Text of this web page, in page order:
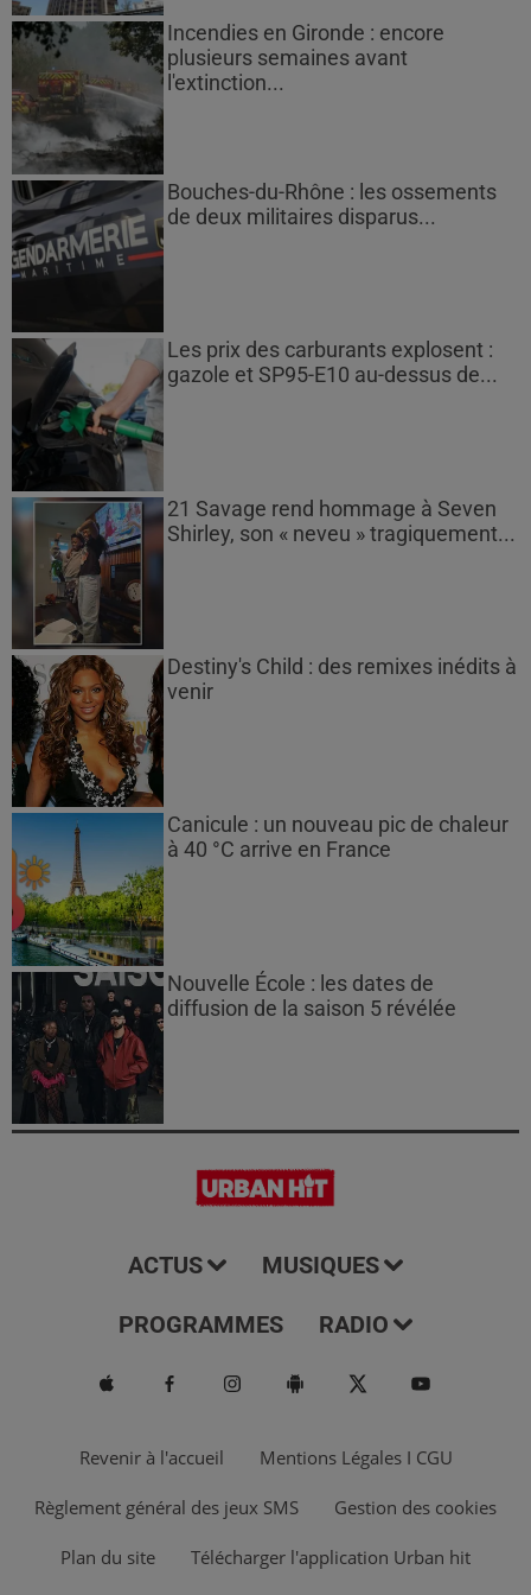
Incendies en Gironde : encore
plusieurs semaines avant
l'extinction...
Bouches-du-Rhône : les ossements
de deux militaires disparus...
Les prix des carburants explosent :
gazole et SP95-E10 au-dessus de...
21 Savage rend hommage à Seven
Shirley, son « neveu » tragiquement...
Destiny's Child : des remixes inédits à
venir
Canicule : un nouveau pic de chaleur
à 40 °C arrive en France
Nouvelle École : les dates de
diffusion de la saison 5 révélée
ACTUS MUSIQUES
PROGRAMMES RADIO
Revenir à l'accueil Mentions Légales I CGU
Règlement général des jeux SMS Gestion des cookies
Plan du site Télécharger l'application Urban hit